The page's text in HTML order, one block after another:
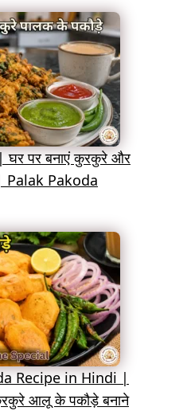
घर पर बनाएं कुरकुरे और
| Palak Pakoda
Recipe in Hindi |
आलू के पकौड़े बनाने